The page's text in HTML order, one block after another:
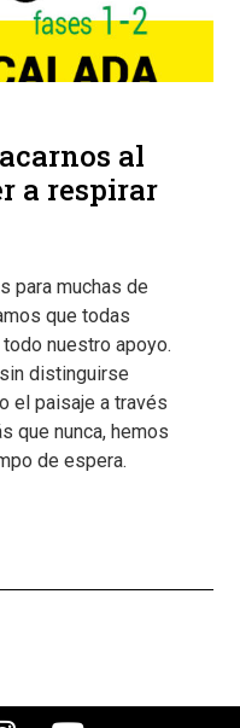
al
a respirar
para muchas de
que todas
nuestro apoyo.
distinguirse
el paisaje a través
que nunca, hemos
de espera.